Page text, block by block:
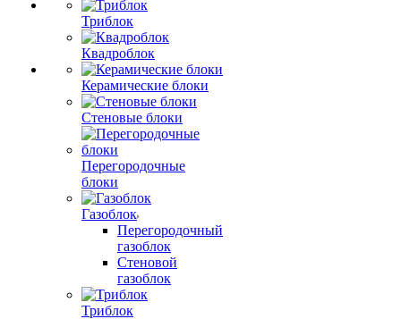
Триблок
Квадроблок
Керамические блоки
Стеновые блоки
Перегородочные
блоки
Газоблок
Перегородочный
газоблок
Стеновой
газоблок
Триблок